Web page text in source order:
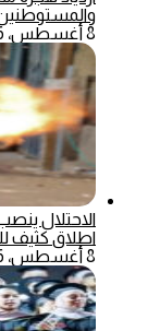
8 أغسطس، 2026
الاحتلال
اطلاق كثيف
8 أغسطس، 2026